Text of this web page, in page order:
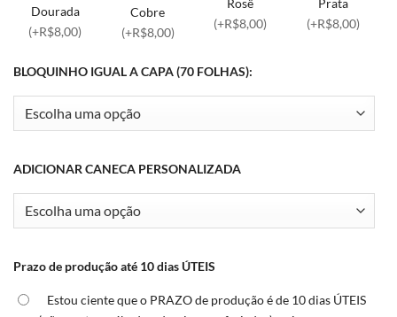
Dourada
(+R$8,00)
Cobre
(+R$8,00)
Rosê
(+R$8,00)
Prata
(+R$8,00)
BLOQUINHO IGUAL A CAPA (70 FOLHAS):
ADICIONAR CANECA PERSONALIZADA
Prazo de produção até 10 dias ÚTEIS
Estou ciente que o PRAZO de produção é de 10 dias ÚTEIS